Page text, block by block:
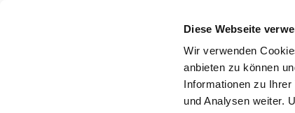
Diese Webseite
Wir verwenden
anbieten zu können
Informationen zu
und Analysen weiter.
Über uns